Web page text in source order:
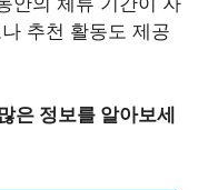
추천 활동도 제공
은 정보를 알아보세